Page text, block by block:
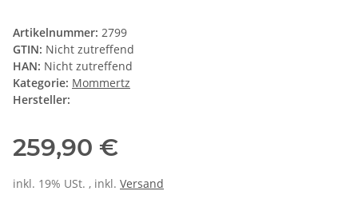
Artikelnummer: 2799
GTIN: Nicht zutreffend
HAN: Nicht zutreffend
Kategorie: Mommertz
Hersteller:
259,90 €
inkl. 19% USt. , inkl. Versand